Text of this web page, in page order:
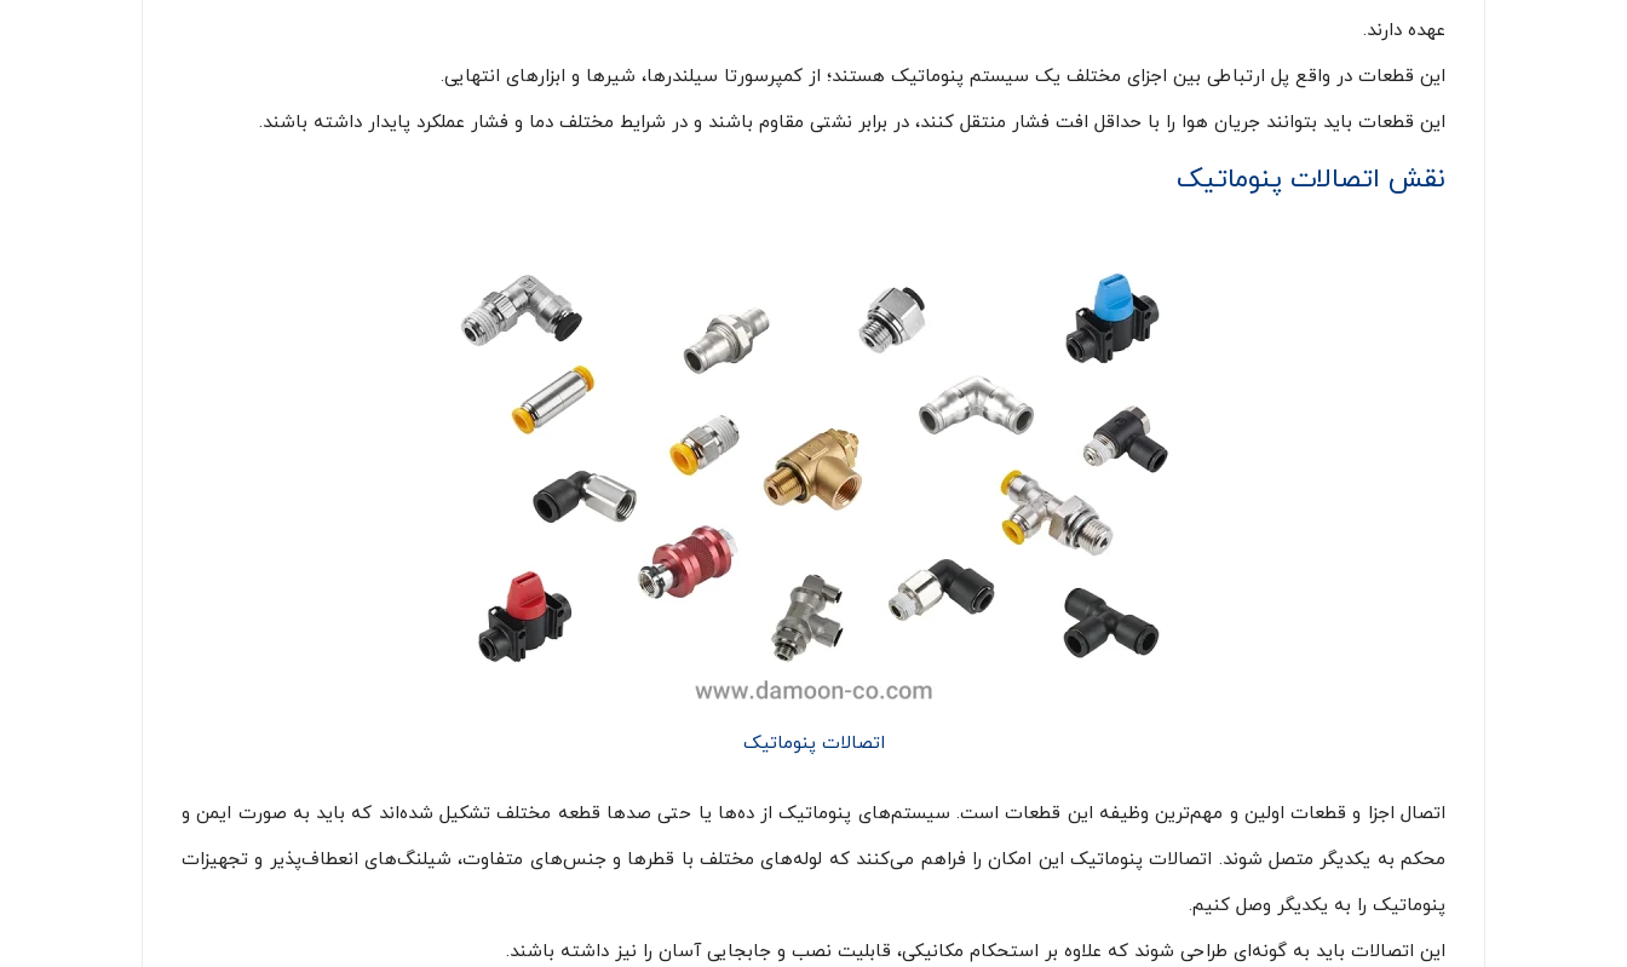
عهده دارند.
این قطعات در واقع پل ارتباطی بین اجزای مختلف یک سیستم پنوماتیک هستند؛ از کمپرسورتا سیلندرها، شیرها و ابزارهای انتهایی.
این قطعات باید بتوانند جریان هوا را با حداقل افت فشار منتقل کنند، در برابر نشتی مقاوم باشند و در شرایط مختلف دما و فشار عملکرد پایدار داشته باشند.
نقش اتصالات پنوماتیک
اتصالات پنوماتیک
اتصال اجزا و قطعات اولین و مهم‌ترین وظیفه این قطعات است. سیستم‌های پنوماتیک از ده‌ها یا حتی صدها قطعه مختلف تشکیل شده‌اند که باید به صورت ایمن و
محکم به یکدیگر متصل شوند. اتصالات پنوماتیک این امکان را فراهم می‌کنند که لوله‌های مختلف با قطرها و جنس‌های متفاوت، شیلنگ‌های انعطاف‌پذیر و تجهیزات
پنوماتیک را به یکدیگر وصل کنیم.
این اتصالات باید به گونه‌ای طراحی شوند که علاوه بر استحکام مکانیکی، قابلیت نصب و جابجایی آسان را نیز داشته باشند.